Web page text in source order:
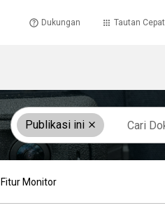
Dukungan Tautan Cepat
Publikasi ini
Fitur Monitor